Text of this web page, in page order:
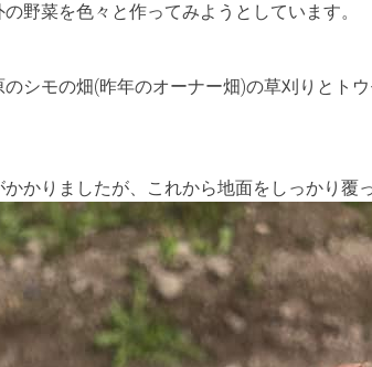
野菜を色々と作ってみようとしています。
シモの畑(昨年のオーナー畑)の草刈りとト
かりましたが、これから地面をしっかり覆